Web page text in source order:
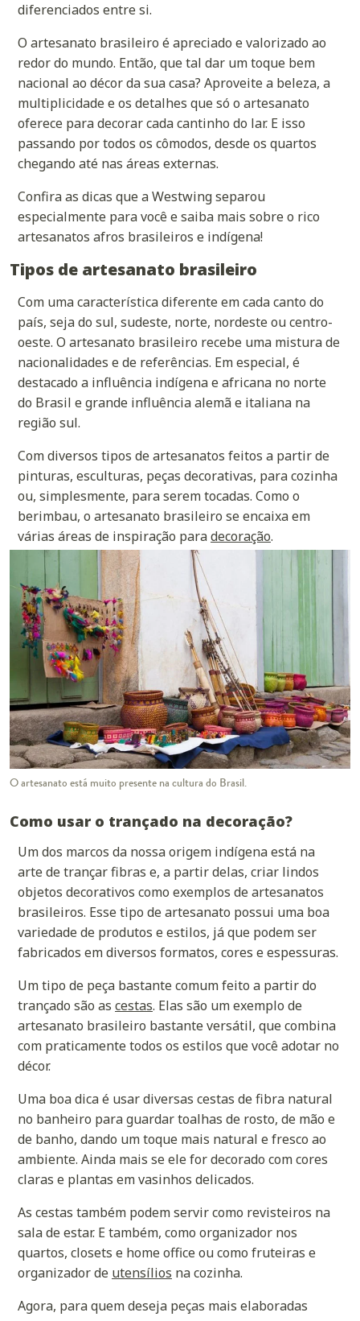
diferenciados entre si.
O artesanato brasileiro é apreciado e valorizado ao
redor do mundo. Então, que tal dar um toque bem
nacional ao décor da sua casa? Aproveite a beleza, a
multiplicidade e os detalhes que só o artesanato
oferece para decorar cada cantinho do lar. E isso
passando por todos os cômodos, desde os quartos
chegando até nas áreas externas.
Confira as dicas que a Westwing separou
especialmente para você e saiba mais sobre o rico
artesanatos afros brasileiros e indígena!
Tipos de artesanato brasileiro
Com uma característica diferente em cada canto do
país, seja do sul, sudeste, norte, nordeste ou centro-
oeste. O artesanato brasileiro recebe uma mistura de
nacionalidades e de referências. Em especial, é
destacado a influência indígena e africana no norte
do Brasil e grande influência alemã e italiana na
região sul.
Com diversos tipos de artesanatos feitos a partir de
pinturas, esculturas, peças decorativas, para cozinha
ou, simplesmente, para serem tocadas. Como o
berimbau, o artesanato brasileiro se encaixa em
várias áreas de inspiração paradecoração.
O artesanato está muito presente na cultura do Brasil.
Como usar o trançado na decoração?
Um dos marcos da nossa origem indígena está na
arte de trançar fibras e, a partir delas, criar lindos
objetos decorativos como exemplos de artesanatos
brasileiros. Esse tipo de artesanato possui uma boa
variedade de produtos e estilos, já que podem ser
fabricados em diversos formatos, cores e espessuras.
Um tipo de peça bastante comum feito a partir do
trançado são as cestas. Elas são um exemplo de
artesanato brasileiro bastante versátil, que combina
com praticamente todos os estilos que você adotar no
décor.
Uma boa dica é usar diversas cestas de fibra natural
no banheiro para guardar toalhas de rosto, de mão e
de banho, dando um toque mais natural e fresco ao
ambiente. Ainda mais se ele for decorado com cores
claras e plantas em vasinhos delicados.
As cestas também podem servir como revisteiros na
sala de estar. E também, como organizador nos
quartos, closets e home office ou como fruteiras e
organizador de utensílios na cozinha.
Agora, para quem deseja peças mais elaboradas